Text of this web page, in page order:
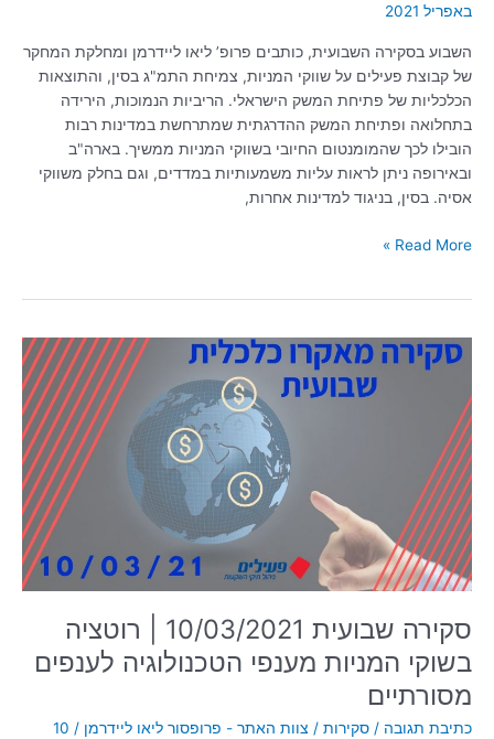
באפריל 2021
השבוע בסקירה השבועית, כותבים פרופ’ ליאו ליידרמן ומחלקת המחקר
של קבוצת פעילים על שווקי המניות, צמיחת התמ"ג בסין, והתוצאות
הכלכליות של פתיחת המשק הישראלי. הריביות הנמוכות, הירידה
בתחלואה ופתיחת המשק ההדרגתית שמתרחשת במדינות רבות
הובילו לכך שהמומנטום החיובי בשווקי המניות ממשיך. בארה"ב
ובאירופה ניתן לראות עליות משמעותיות במדדים, וגם בחלק משווקי
אסיה. בסין, בניגוד למדינות אחרות,
Read More »
סקירה שבועית 10/03/2021 | רוטציה
בשוקי המניות מענפי הטכנולוגיה לענפים
מסורתיים
כתיבת תגובה / סקירות / צוות האתר - פרופסור ליאו ליידרמן /
10
סקירה
שבועית
10/03/2021
|
רוטציה
בשוקי
המניות
מענפי
הטכנולוגיה
לענפים
מסורתיים